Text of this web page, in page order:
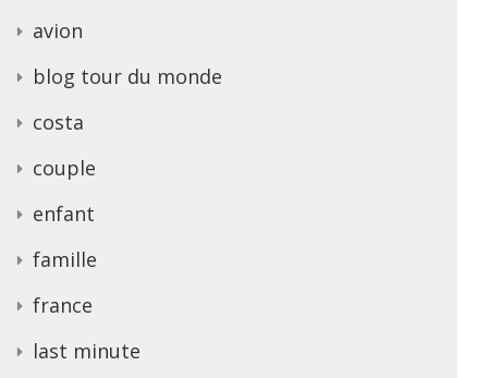
avion
blog tour du monde
costa
couple
enfant
famille
france
last minute